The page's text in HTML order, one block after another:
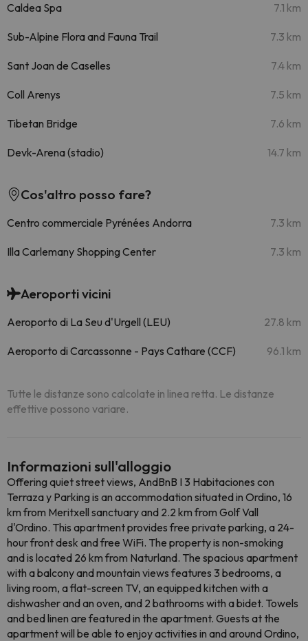
Caldea Spa 7.1 km
Sub-Alpine Flora and Fauna Trail 7.3 km
Sant Joan de Caselles 7.4 km
Coll Arenys 7.5 km
Tibetan Bridge 7.6 km
Devk-Arena (stadio) 14.7 km
Cos'altro posso fare?
Centro commerciale Pyrénées Andorra 7.3 km
Illa Carlemany Shopping Center 7.3 km
Aeroporti vicini
Aeroporto di La Seu d'Urgell (LEU) 27.8 km
Aeroporto di Carcassonne - Pays Cathare (CCF) 96.1 km
Tutte le distanze sono calcolate in linea retta. Le distanze
effettive possono variare.
Informazioni sull'alloggio
Offering quiet street views, AndBnB I 3 Habitaciones con
Terraza y Parking is an accommodation situated in Ordino, 16
km from Meritxell sanctuary and 2.2 km from Golf Vall
d'Ordino. This apartment provides free private parking, a 24-
hour front desk and free WiFi. The property is non-smoking
and is located 26 km from Naturland. The spacious apartment
with a balcony and mountain views features 3 bedrooms, a
living room, a flat-screen TV, an equipped kitchen with a
dishwasher and an oven, and 2 bathrooms with a bidet. Towels
and bed linen are featured in the apartment. Guests at the
apartment will be able to enjoy activities in and around Ordino,